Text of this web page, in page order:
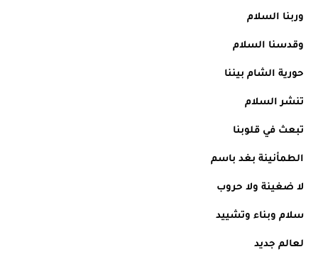
وربنا السلام
وقدسنا السلام
حورية الشام بيننا
تنشر السلام
تبعث في قلوبنا
الطمأنينة بغد باسم
لا ضغينة ولا حروب
سلام وبناء وتشييد
لعالم جديد